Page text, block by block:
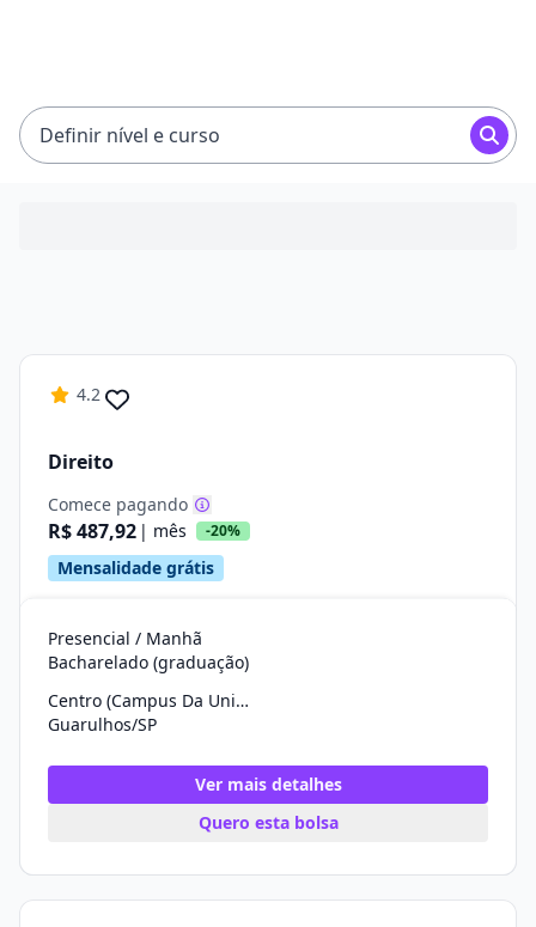
Definir nível e curso
4.2
Direito
Comece pagando
R$ 487,92 | mês -20%
Mensalidade grátis
Presencial / Manhã
Bacharelado (graduação)
Centro (Campus Da Univ. Cruzeiro Do Sul)
Guarulhos/SP
Ver mais detalhes
Quero esta bolsa